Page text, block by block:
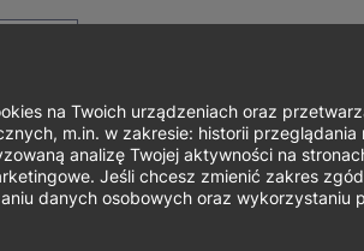
menu
Współpraca Strefa studenta
na Twoich urządzeniach oraz
m.in. w zakresie: historii przeglądania
analizę Twojej aktywności na
Jeśli chcesz zmienić zakres
danych osobowych oraz wykorzystaniu